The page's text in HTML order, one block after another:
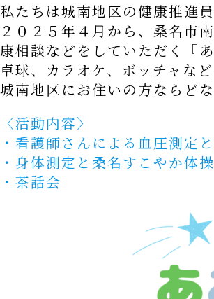
私たちは城南地区の健康推進員
２０２５年４月から、桑名市
康相談などをしていただく『
卓球、カラオケ、ボッチャなど
城南地区にお住いの方ならど
〈活動内容〉
・看護師さんによる血圧測定
・身体測定と桑名すこやか体操
・茶話会